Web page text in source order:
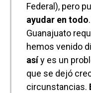
Federal), pero
ayudar en todo
Guanajuato
hemos venido
asíy es un
que se dejó
circunstancias.